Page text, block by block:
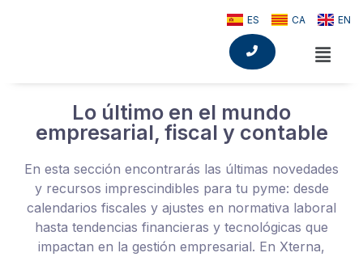
ES CA EN
Lo último en el mundo
empresarial, fiscal y contable
En esta sección encontrarás las últimas novedades
y recursos imprescindibles para tu pyme: desde
calendarios fiscales y ajustes en normativa laboral
hasta tendencias financieras y tecnológicas que
impactan en la gestión empresarial. En Xterna,